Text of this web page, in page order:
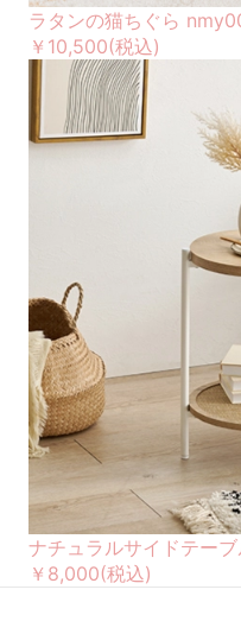
ラタンの猫ちぐら
￥10,500(税込)
ナチュラルサイドテー
￥8,000(税込)